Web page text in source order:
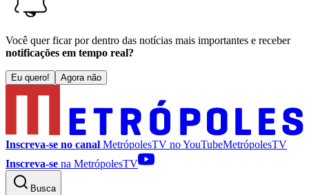
Você quer ficar por dentro das notícias mais importantes e receber
notificações em tempo real?
Eu quero! Agora não
Inscreva-se no canal MetrópolesTV noYouTubeMetrópolesTV
Inscreva-se na MetrópolesTV
Busca